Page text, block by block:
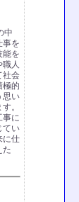
中
事を
能を
人
社会
極的
思い
。
事に
てい
に仕
た